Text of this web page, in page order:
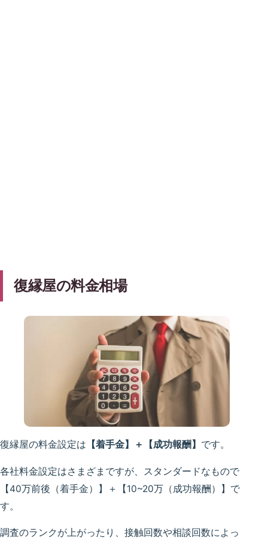
復縁屋の料金相場
復縁屋の料金設定は 【着手金】＋【成功報酬】 です。
各社料金設定はさまざまですが、スタンダードなもので
【40万前後（着手金）】＋【10~20万（成功報酬）】で
す。
調査のランクが上がったり、接触回数や相談回数によっ